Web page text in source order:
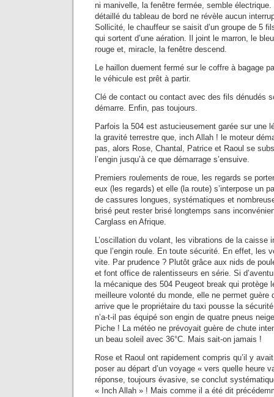
ni manivelle, la fenêtre fermée, semble
détaillé du tableau de bord ne révèle aucun
Sollicité, le chauffeur se saisit d’un groupe de 5
qui sortent d’une aération. Il joint le marron, le
rouge et, miracle, la fenêtre descend.
Le haillon duement fermé sur le coffre à bagage
le véhicule est prêt à partir.
Clé de contact ou contact avec des fils dénudés
démarre. Enfin, pas toujours.
Parfois la 504 est astucieusement garée sur une
la gravité terrestre que, inch Allah ! le moteur
pas, alors Rose, Chantal, Patrice et Raoul se
l’engin jusqu’à ce que démarrage s’ensuive.
Premiers roulements de roue, les regards se
eux (les regards) et elle (la route) s’interpose un
de cassures longues, systématiques et
brisé peut rester brisé longtemps sans
Carglass en Afrique.
L’oscillation du volant, les vibrations de la caisse
que l’engin roule. En toute sécurité. En effet, les
vite. Par prudence ? Plutôt grâce aux nids de
et font office de ralentisseurs en série. Si
la mécanique des 504 Peugeot break qui protège
meilleure volonté du monde, elle ne permet guère
arrive que le propriétaire du taxi pousse la sécurité
n’a-t-il pas équipé son engin de quatre pneus
Piche ! La météo ne prévoyait guère de chute
un beau soleil avec 36°C. Mais sait-on jamais !
Rose et Raoul ont rapidement compris qu’il y
poser au départ d’un voyage « vers quelle heure
réponse, toujours évasive, se conclut
« Inch Allah » ! Mais comme il a été dit